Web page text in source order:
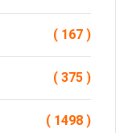
( 167 )
( 375 )
( 1498 )